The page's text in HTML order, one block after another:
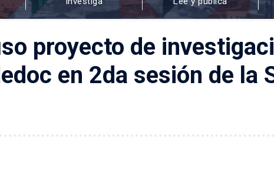
URBANOS
proyecto de
en 2da sesión de la